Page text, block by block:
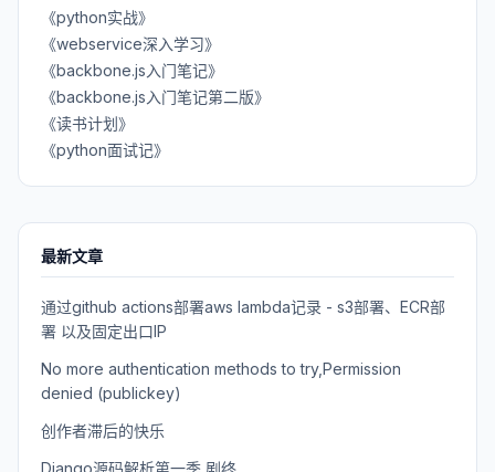
《python实战》
《webservice深入学习》
《backbone.js入门笔记》
《backbone.js入门笔记第二版》
《读书计划》
《python面试记》
最新文章
通过github actions部署aws lambda记录 - s3部署、ECR部
署 以及固定出口IP
No more authentication methods to try,Permission
denied (publickey)
创作者滞后的快乐
Django源码解析第一季 剧终